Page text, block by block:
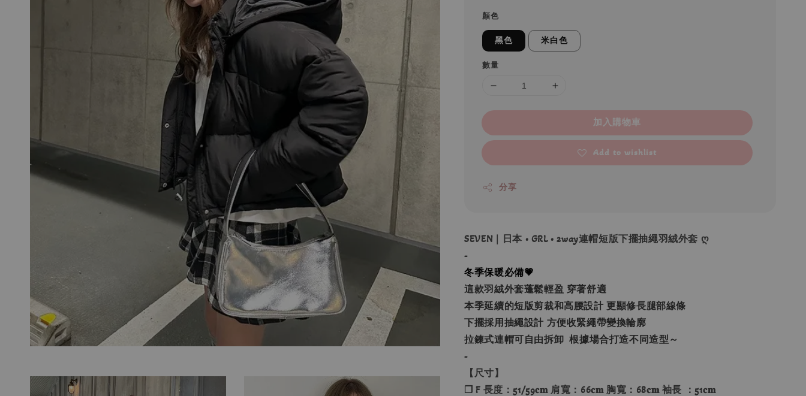
顏色
黑色 米白色
數量
加入購物車
Add to wishlist
分享
SEVEN｜日本 • GRL • 2way連帽短版下擺抽繩羽絨外套 ღ
-
冬季保暖必備💗
這款羽絨外套蓬鬆輕盈 穿著舒適
本季延續的短版剪裁和高腰設計 更顯修長腿部線條
下擺採用抽繩設計 方便收緊繩帶變換輪廓
拉鍊式連帽可自由拆卸 根據場合打造不同造型～
-
【尺寸】
❐ F 長度：51/59𝐜𝐦 肩寬：66𝐜𝐦 胸寬：68𝐜𝐦 袖長 ：51𝐜𝐦